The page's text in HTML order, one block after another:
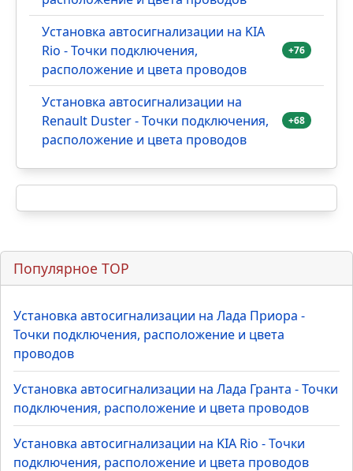
Гранта - Точки подключения,
расположение и цвета проводов
Установка автосигнализации на VW
Polo - Точки подключения,
расположение и цвета проводов
Установка автосигнализации на
Hyundai Solaris - Точки подключения,
расположение и цвета проводов
Rio - Точки подключения,
+76
Установка автосигнализации на
Renault Duster - Точки подключения,
+68